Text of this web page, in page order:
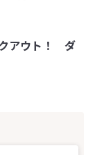
クアウト！ ダ